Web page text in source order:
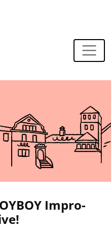
Impro-